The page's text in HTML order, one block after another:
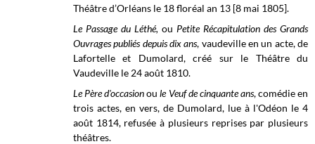
Théâtre d’Orléans le 18 floréal an 13 [8 mai 1805].
Le Passage du Léthé, ou Petite Récapitulation des Grands
Ouvrages publiés depuis dix ans, vaudeville en un acte, de
Lafortelle et Dumolard, créé sur le Théâtre du
Vaudeville le 24 août 1810.
Le Père d'occasionoule Veuf de cinquante ans, comédie en
trois actes, en vers, de Dumolard, lue à l'Odéon le 4
août 1814, refusée à plusieurs reprises par plusieurs
théâtres.